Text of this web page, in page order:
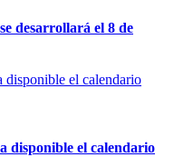
desarrollará el 8 de
disponible el calendario